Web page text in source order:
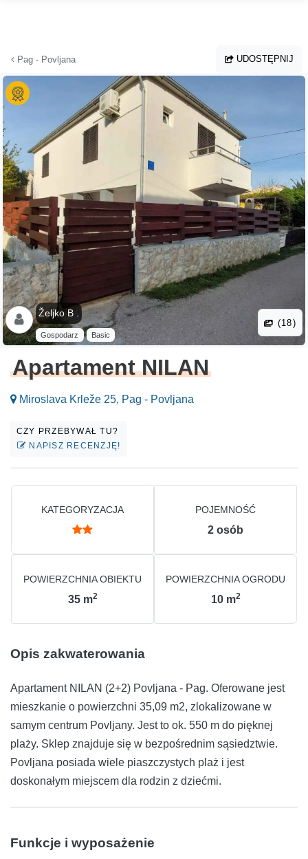
Pag - Povljana UDOSTĘPNIJ
Željko B .
Gospodarz Basic
(18)
Apartament NILAN
Miroslava Krleže 25, Pag - Povljana
CZY PRZEBYWAŁ TU?
NAPISZ RECENZJĘ!
KATEGORYZACJA POJEMNOŚĆ
2 osób
POWIERZCHNIA OBIEKTU
35 m2
POWIERZCHNIA OGRODU
10 m2
Opis zakwaterowania
Apartament NILAN (2+2) Povljana - Pag. Oferowane jest
mieszkanie o powierzchni 35,09 m2, zlokalizowane w
samym centrum Povljany. Jest to ok. 550 m do pięknej
plaży. Sklep znajduje się w bezpośrednim sąsiedztwie.
Povljana posiada wiele piaszczystych plaż i jest
doskonałym miejscem dla rodzin z dziećmi.
Funkcje i wyposażenie